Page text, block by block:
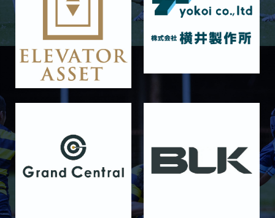
2025/11/22
GALLERY
11月22日 摂南大学Jr.Col
2025/11/15
GALLERY
11月16日 関西大学Jr.Col
2025/11/09
10月25日 天理大学Jr.Col.
2025/10/19
10月19日 天理大学
GALLERY
10月18日 京都産業大学Jr.Col.